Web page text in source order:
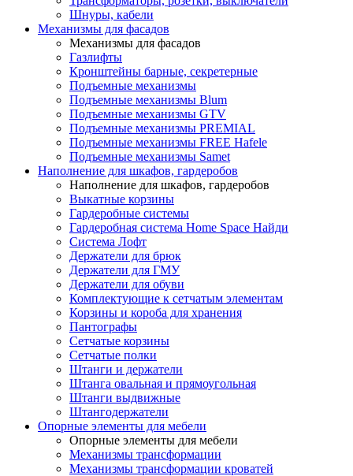
Шнуры, кабели
Механизмы для фасадов
Механизмы для фасадов
Газлифты
Кронштейны барные, секретерные
Подъемные механизмы
Подъемные механизмы Blum
Подъемные механизмы GTV
Подъемные механизмы PREMIAL
Подъемные механизмы FREE Hafele
Подъемные механизмы Samet
Наполнение для шкафов, гардеробов
Наполнение для шкафов, гардеробов
Выкатные корзины
Гардеробные системы
Гардеробная система Home Space Найди
Система Лофт
Держатели для брюк
Держатели для ГМУ
Держатели для обуви
Комплектующие к сетчатым элементам
Корзины и короба для хранения
Пантографы
Сетчатые корзины
Сетчатые полки
Штанги и держатели
Штанга овальная и прямоугольная
Штанги выдвижные
Штангодержатели
Опорные элементы для мебели
Опорные элементы для мебели
Механизмы трансформации
Механизмы трансформации кроватей